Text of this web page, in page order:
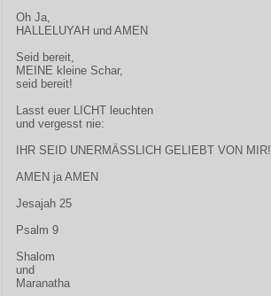
Oh Ja,
HALLELUYAH und AMEN
Seid bereit,
MEINE kleine Schar,
seid bereit!
Lasst euer LICHT leuchten
und vergesst nie:
IHR SEID UNERMÄSSLICH GELIEBT VON MIR!
AMEN ja AMEN
Jesajah 25
Psalm 9
Shalom
und
Maranatha